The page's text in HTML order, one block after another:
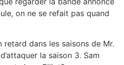
on ne se refait pas quand
retard dans les saisons de Mr.
la saison 3. Sam